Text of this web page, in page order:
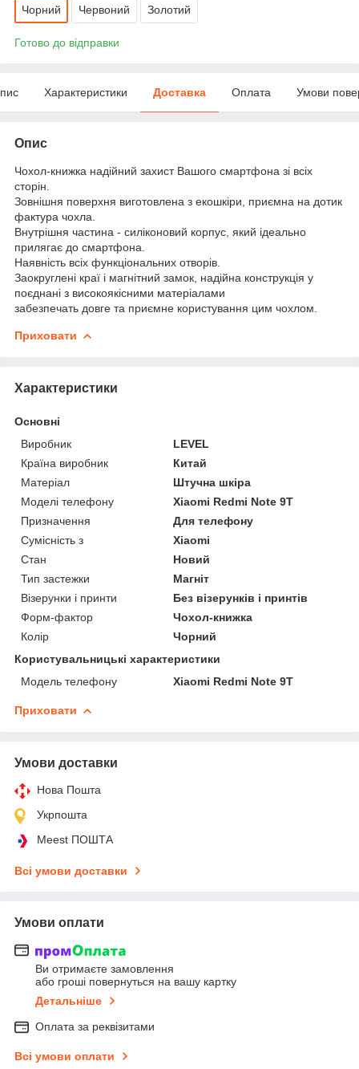
Чорний Червоний Золотий
Готово до відправки
Характеристики Доставка Оплата Умови
Опис
Чохол-книжка надійний захист Вашого смартфона зі всіх
сторін.
Зовнішня поверхня виготовлена з екошкіри, приємна на дотик
фактура чохла.
Внутрішня частина - силіконовий корпус, який ідеально
прилягає до смартфона.
Наявність всіх функціональних отворів.
Заокруглені краї і магнітний замок, надійна конструкція у
поєднані з високоякісними матеріалами
забезпечать довге та приємне користування цим чохлом.
Приховати
Характеристики
Основні
Виробник
LEVEL
Країна виробник
Китай
Матеріал
Штучна шкіра
Моделі телефону
Xiaomi Redmi Note 9T
Призначення
Для телефону
Сумісність з
Xiaomi
Стан
Новий
Тип застежки
Магніт
Візерунки і принти
Без візерунків і принтів
Форм-фактор
Чохол-книжка
Колір
Чорний
Користувальницькі характеристики
Модель телефону
Xiaomi Redmi Note 9T
Приховати
Умови доставки
Нова Пошта
Укрпошта
Meest ПОШТА
Всі умови доставки
Умови оплати
Ви отримаєте замовлення
або гроші повернуться на вашу картку
Детальніше
Оплата за реквізитами
Всі умови оплати